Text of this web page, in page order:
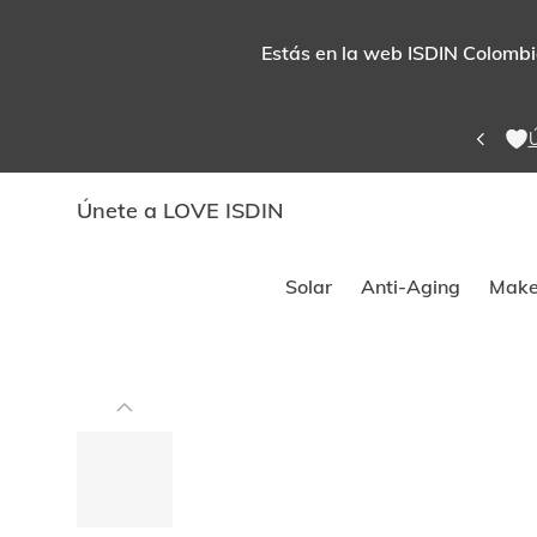
Estás en la web ISDIN
Únete a LOVE ISDIN
Solar Anti-Aging
carrusel